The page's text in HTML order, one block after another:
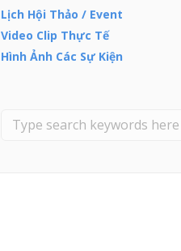
Lịch Hội Thảo / Event
Video Clip Thực Tế
Hình Ảnh Các Sự Kiện